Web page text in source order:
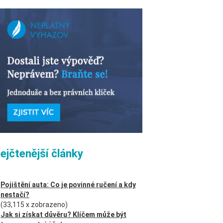
články
Pojištění auta: Co je povinné ručení a kdy
nestačí?
(33,115 x zobrazeno)
Jak si získat důvěru? Klíčem může být